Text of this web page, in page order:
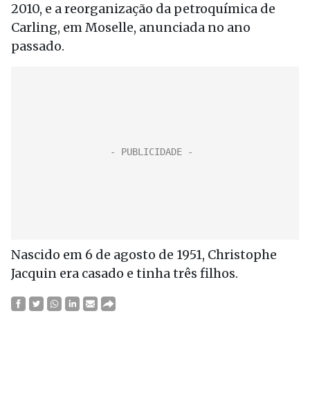
2010, e a reorganização da petroquímica de
Carling, em Moselle, anunciada no ano
passado.
Nascido em 6 de agosto de 1951, Christophe
Jacquin era casado e tinha três filhos.